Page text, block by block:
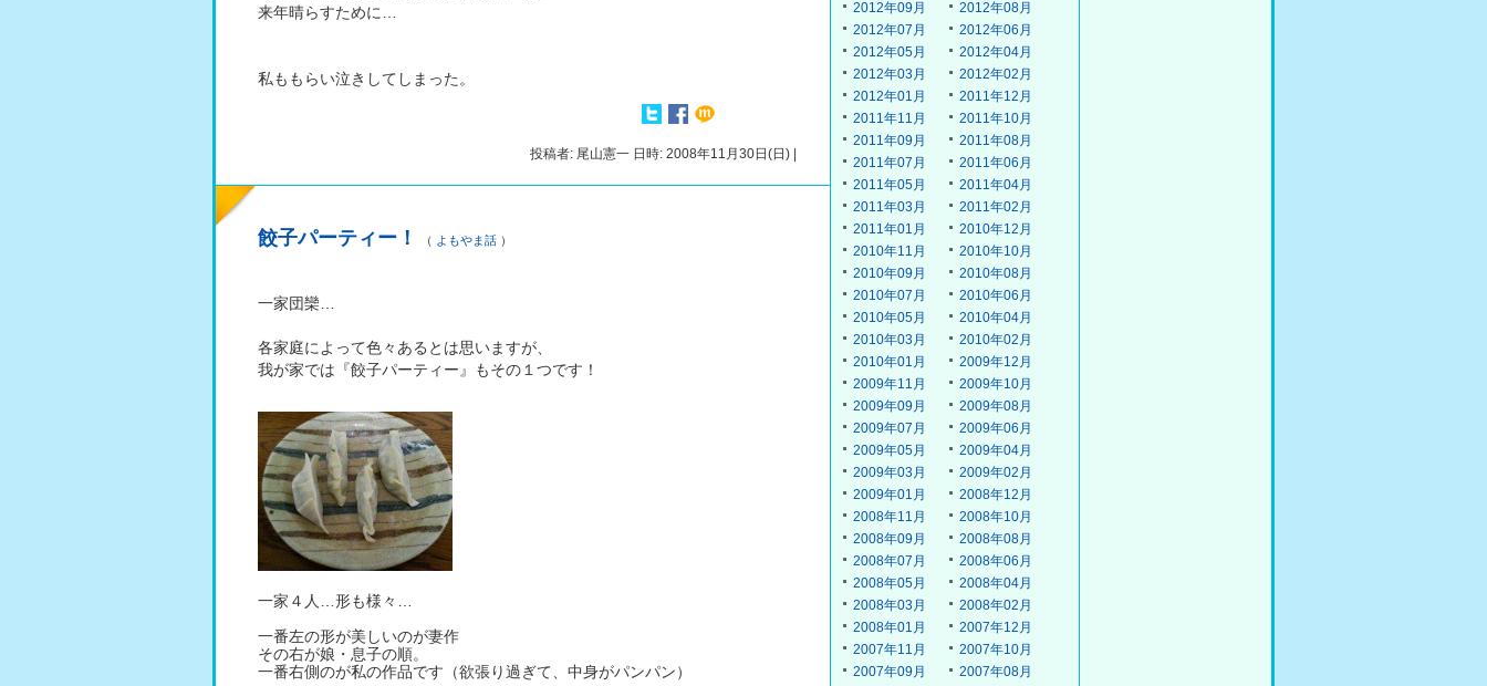
来年晴らすために…
私ももらい泣きしてしまった。
投稿者: 尾山憲一 日時: 2008年11月30日(日) |
餃子パーティー！ （ よもやま話 ）
一家団欒…
各家庭によって色々あるとは思いますが、
我が家では『餃子パーティー』もその１つです！
一家４人…形も様々…
一番左の形が美しいのが妻作
その右が娘・息子の順。
一番右側のが私の作品です（欲張り過ぎて、中身がパンパン）
2012年09月
2012年08月
2012年07月
2012年06月
2012年05月
2012年04月
2012年03月
2012年02月
2012年01月
2011年12月
2011年11月
2011年10月
2011年09月
2011年08月
2011年07月
2011年06月
2011年05月
2011年04月
2011年03月
2011年02月
2011年01月
2010年12月
2010年11月
2010年10月
2010年09月
2010年08月
2010年07月
2010年06月
2010年05月
2010年04月
2010年03月
2010年02月
2010年01月
2009年12月
2009年11月
2009年10月
2009年09月
2009年08月
2009年07月
2009年06月
2009年05月
2009年04月
2009年03月
2009年02月
2009年01月
2008年12月
2008年11月
2008年10月
2008年09月
2008年08月
2008年07月
2008年06月
2008年05月
2008年04月
2008年03月
2008年02月
2008年01月
2007年12月
2007年11月
2007年10月
2007年09月
2007年08月